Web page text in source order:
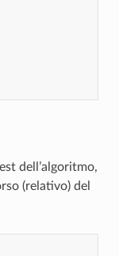
dell’algoritmo,
(relativo) del